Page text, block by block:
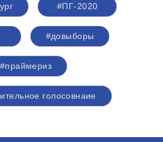
#ПГ-2020
#довыборы
#праймериз
голосовнаие